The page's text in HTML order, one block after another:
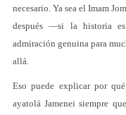
necesario. Ya sea el Imam
después —si la historia
admiración genuina para
allá.
Eso puede explicar por
ayatolá Jamenei siempre